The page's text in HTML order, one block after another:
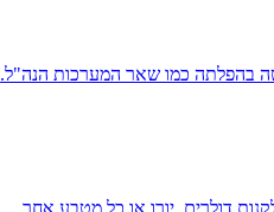
בהפלתה כמו שאר המערכות הנה"ל.
דולרים, יורו או כל מטבע אחר.